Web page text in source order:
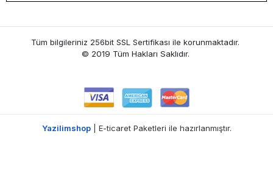
Tüm bilgileriniz 256bit SSL Sertifikası ile korunmaktadır.
© 2019 Tüm Hakları Saklıdır.
Yazilimshop| E-ticaret Paketleri ile hazırlanmıştır.